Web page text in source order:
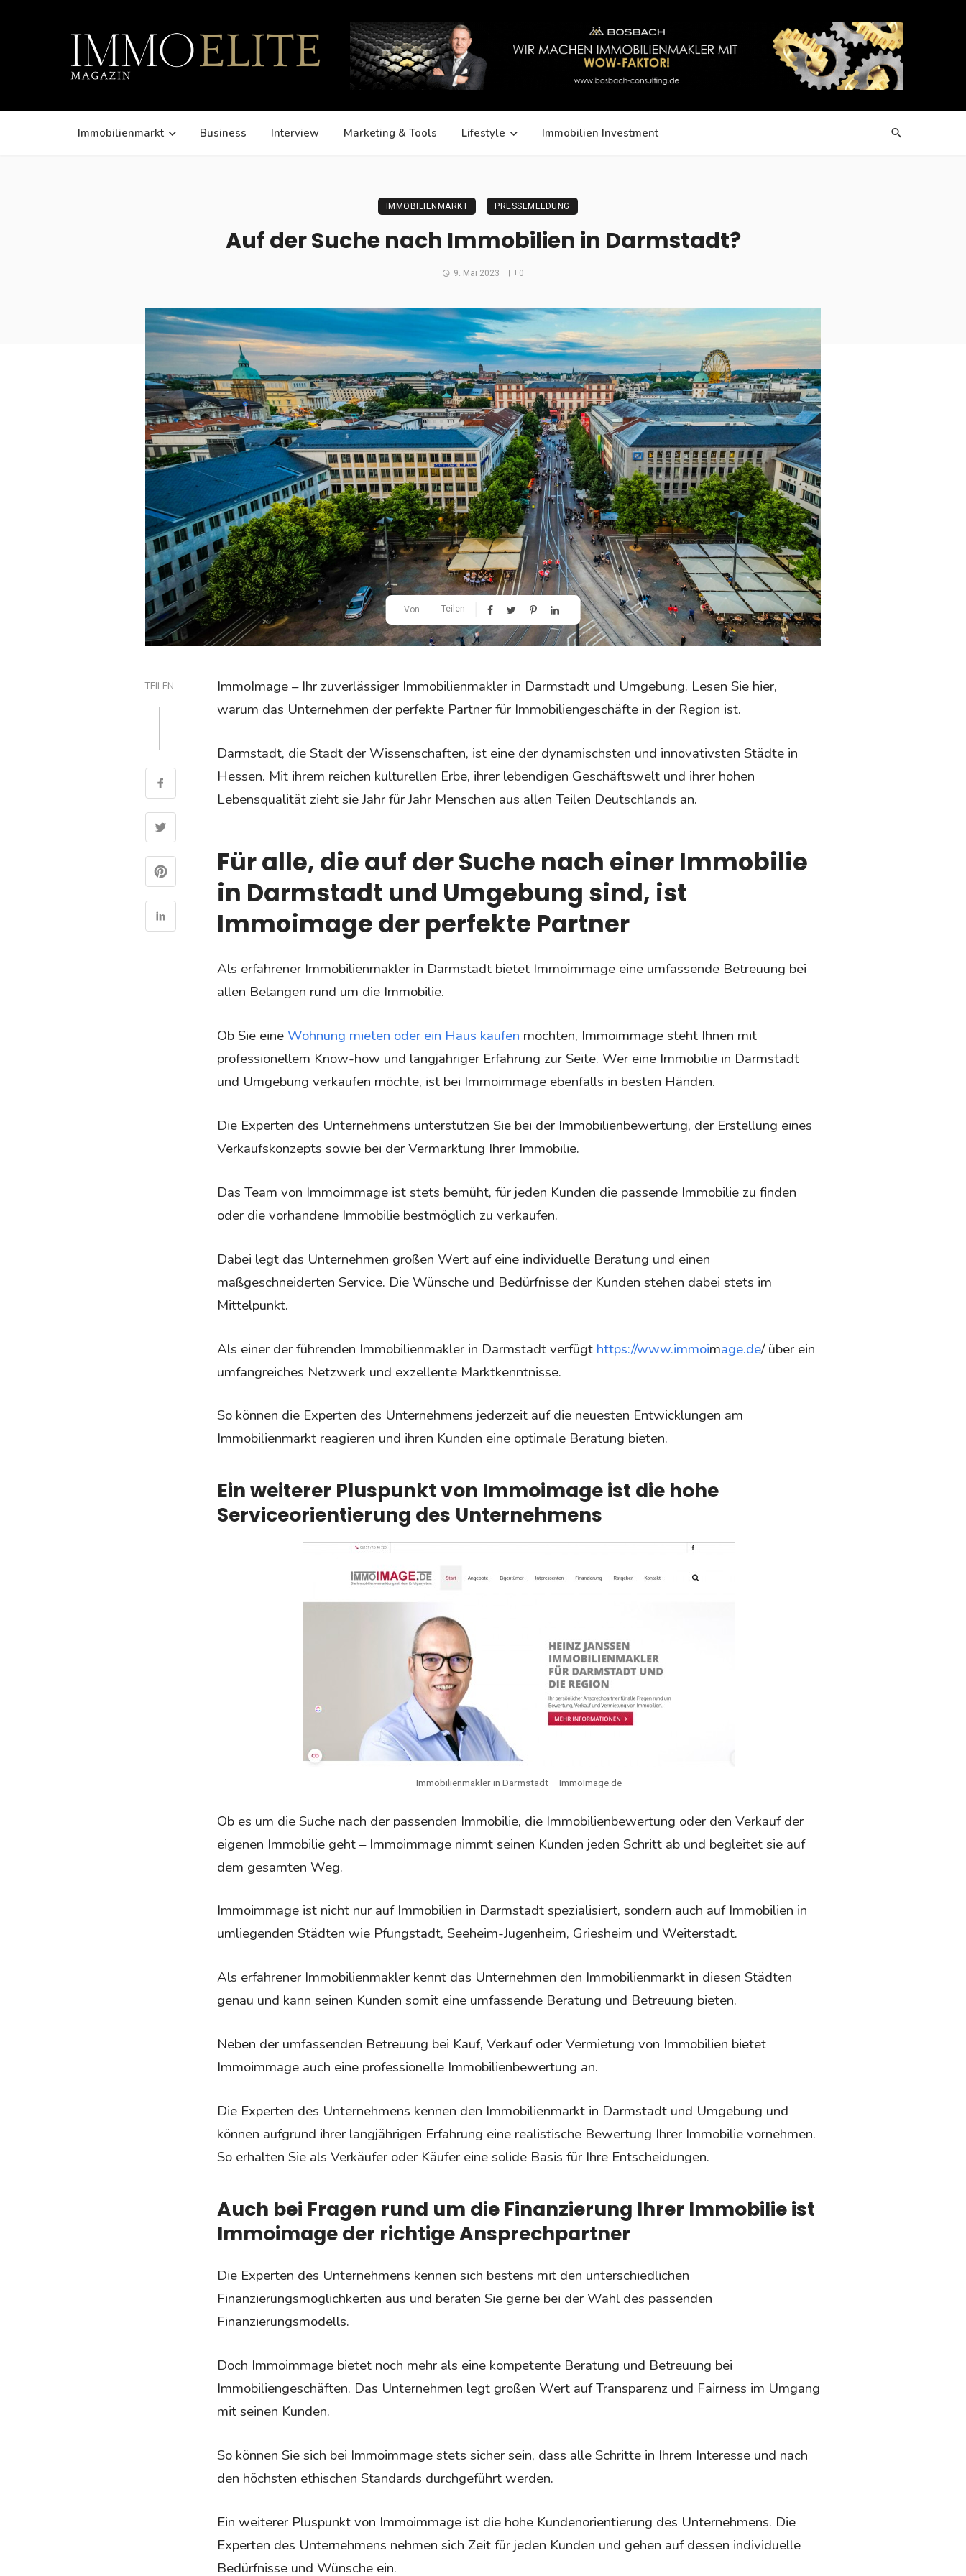
Immobilienmarkt Business Interview Marketing & Tools Lifestyle Immobilien Investment
IMMOBILIENMARKT PRESSEMELDUNG
Auf der Suche nach Immobilien in Darmstadt?
9. Mai 2023 0
Von Teilen
TEILEN
ImmoImage – Ihr zuverlässiger Immobilienmakler in Darmstadt und Umgebung. Lesen Sie hier,
warum das Unternehmen der perfekte Partner für Immobiliengeschäfte in der Region ist.
Darmstadt, die Stadt der Wissenschaften, ist eine der dynamischsten und innovativsten Städte in
Hessen. Mit ihrem reichen kulturellen Erbe, ihrer lebendigen Geschäftswelt und ihrer hohen
Lebensqualität zieht sie Jahr für Jahr Menschen aus allen Teilen Deutschlands an.
Für alle, die auf der Suche nach einer Immobilie
in Darmstadt und Umgebung sind, ist
Immoimage der perfekte Partner
Als erfahrener Immobilienmakler in Darmstadt bietet Immoimmage eine umfassende Betreuung bei
allen Belangen rund um die Immobilie.
Ob Sie eineWohnung mieten oder ein Haus kaufen möchten, Immoimmage steht Ihnen mit
professionellem Know-how und langjähriger Erfahrung zur Seite. Wer eine Immobilie in Darmstadt
und Umgebung verkaufen möchte, ist bei Immoimmage ebenfalls in besten Händen.
Die Experten des Unternehmens unterstützen Sie bei der Immobilienbewertung, der Erstellung eines
Verkaufskonzepts sowie bei der Vermarktung Ihrer Immobilie.
Das Team von Immoimmage ist stets bemüht, für jeden Kunden die passende Immobilie zu finden
oder die vorhandene Immobilie bestmöglich zu verkaufen.
Dabei legt das Unternehmen großen Wert auf eine individuelle Beratung und einen
maßgeschneiderten Service. Die Wünsche und Bedürfnisse der Kunden stehen dabei stets im
Mittelpunkt.
Als einer der führenden Immobilienmakler in Darmstadt verfügt https://www.immoimage.de/über ein
umfangreiches Netzwerk und exzellente Marktkenntnisse.
So können die Experten des Unternehmens jederzeit auf die neuesten Entwicklungen am
Immobilienmarkt reagieren und ihren Kunden eine optimale Beratung bieten.
Ein weiterer Pluspunkt von Immoimage ist die hohe
Serviceorientierung des Unternehmens
Immobilienmakler in Darmstadt – ImmoImage.de
Ob es um die Suche nach der passenden Immobilie, die Immobilienbewertung oder den Verkauf der
eigenen Immobilie geht – Immoimmage nimmt seinen Kunden jeden Schritt ab und begleitet sie auf
dem gesamten Weg.
Immoimmage ist nicht nur auf Immobilien in Darmstadt spezialisiert, sondern auch auf Immobilien in
umliegenden Städten wie Pfungstadt, Seeheim-Jugenheim, Griesheim und Weiterstadt.
Als erfahrener Immobilienmakler kennt das Unternehmen den Immobilienmarkt in diesen Städten
genau und kann seinen Kunden somit eine umfassende Beratung und Betreuung bieten.
Neben der umfassenden Betreuung bei Kauf, Verkauf oder Vermietung von Immobilien bietet
Immoimmage auch eine professionelle Immobilienbewertung an.
Die Experten des Unternehmens kennen den Immobilienmarkt in Darmstadt und Umgebung und
können aufgrund ihrer langjährigen Erfahrung eine realistische Bewertung Ihrer Immobilie vornehmen.
So erhalten Sie als Verkäufer oder Käufer eine solide Basis für Ihre Entscheidungen.
Auch bei Fragen rund um die Finanzierung Ihrer Immobilie ist
Immoimage der richtige Ansprechpartner
Die Experten des Unternehmens kennen sich bestens mit den unterschiedlichen
Finanzierungsmöglichkeiten aus und beraten Sie gerne bei der Wahl des passenden
Finanzierungsmodells.
Doch Immoimmage bietet noch mehr als eine kompetente Beratung und Betreuung bei
Immobiliengeschäften. Das Unternehmen legt großen Wert auf Transparenz und Fairness im Umgang
mit seinen Kunden.
So können Sie sich bei Immoimmage stets sicher sein, dass alle Schritte in Ihrem Interesse und nach
den höchsten ethischen Standards durchgeführt werden.
Ein weiterer Pluspunkt von Immoimmage ist die hohe Kundenorientierung des Unternehmens. Die
Experten des Unternehmens nehmen sich Zeit für jeden Kunden und gehen auf dessen individuelle
Bedürfnisse und Wünsche ein.